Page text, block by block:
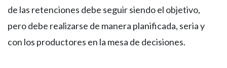
de las retenciones debe seguir siendo el objetivo,
pero debe realizarse de manera planificada, seria y
con los productores en la mesa de decisiones.